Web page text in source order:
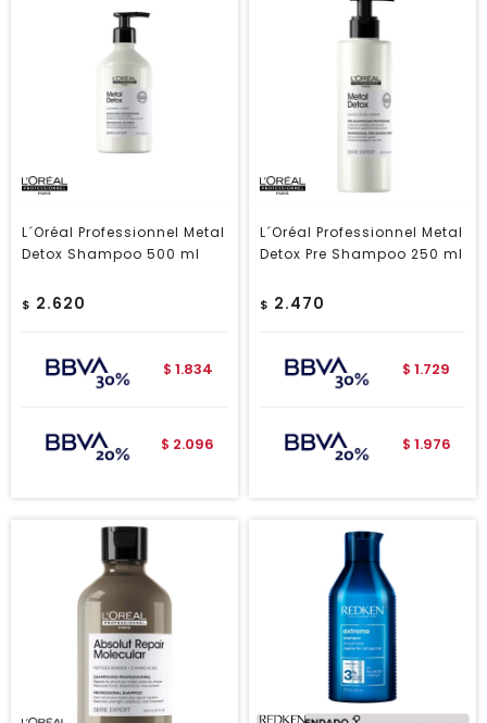
L´Oréal Professionnel Metal
Detox Shampoo 500 ml
$ 2.620
$ 1.834
$ 2.096
L´Oréal Professionnel Metal
Detox Pre Shampoo 250 ml
$ 2.470
$ 1.729
$ 1.976